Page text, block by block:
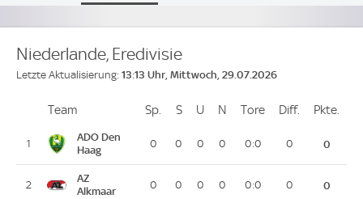
Nationalteams
Niederlande, Eredivisie
Letzte Aktualisierung: 13:13 Uhr, Mittwoch, 29.07.2026
PlatzTeam Sp. Spiele
SSiege
U Unentschieden
N Niederlagen
Tore ToreDiff. Differenz
Pkte.
1
ADO Den
Haag
0 0 0 0 0:0 0 0
2
AZ
Alkmaar
0 0 0 0 0:0 0 0